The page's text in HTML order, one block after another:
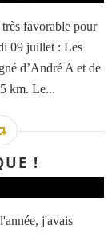
favorable pour
09 juillet : Les
d’André A et de
km. Le...
!
j'avais